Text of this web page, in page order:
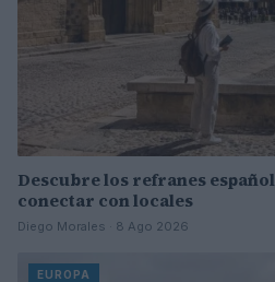
Descubre los refranes
conectar con locales
Diego Morales · 8 Ago 2026
EUROPA